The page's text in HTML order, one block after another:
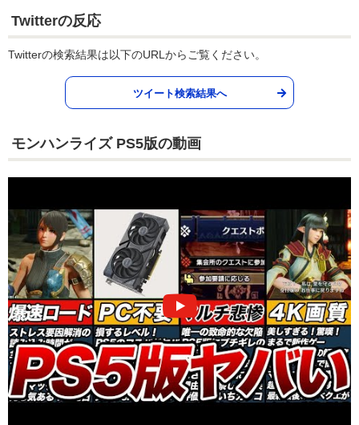
Twitterの反応
Twitterの検索結果は以下のURLからご覧ください。
ツイート検索結果へ
モンハンライズ PS5版の動画